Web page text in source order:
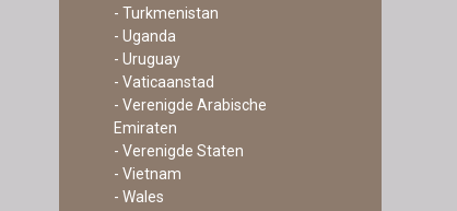
- Turkmenistan
- Uganda
- Uruguay
- Vaticaanstad
- Verenigde Arabische
Emiraten
- Verenigde Staten
- Vietnam
- Wales